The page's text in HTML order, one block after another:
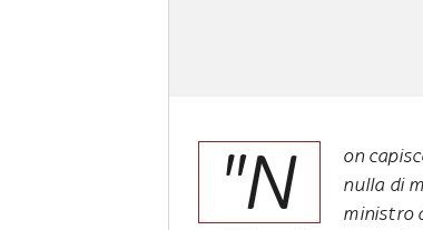
"N
on
nulla di
ministro